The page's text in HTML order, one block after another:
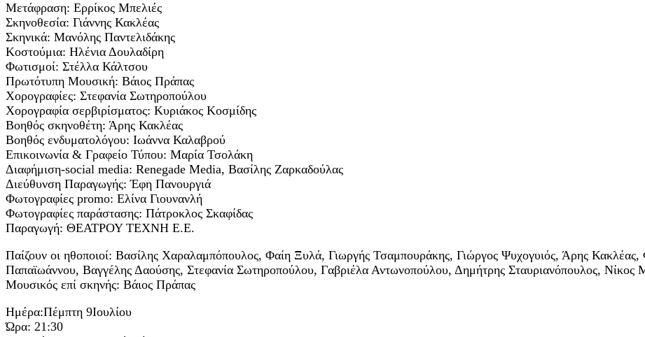
Μετάφραση: Ερρίκος Μπελιές
Σκηνοθεσία: Γιάννης Κακλέας
Σκηνικά: Μανόλης Παντελιδάκης
Κοστούμια: Ηλένια Δουλαδίρη
Φωτισμοί: Στέλλα Κάλτσου
Πρωτότυπη Μουσική: Βάιος Πράπας
Χορογραφίες: Στεφανία Σωτηροπούλου
Χορογραφία σερβιρίσματος: Κυριάκος Κοσμίδης
Βοηθός σκηνοθέτη: Άρης Κακλέας
Βοηθός ενδυματολόγου: Ιωάννα Καλαβρού
Επικοινωνία & Γραφείο Τύπου: Μαρία Τσολάκη
Διαφήμιση-social media: Renegade Media, Βασίλης Ζαρκαδούλας
Διεύθυνση Παραγωγής: Έφη Πανουργιά
Φωτογραφίες promo: Ελίνα Γιουνανλή
Φωτογραφίες παράστασης: Πάτροκλος Σκαφίδας
Παραγωγή: ΘΕΑΤΡΟΥ ΤΕΧΝΗ Ε.Ε.
Παίζουν οι ηθοποιοί: Βασίλης Χαραλαμπόπουλος, Φαίη Ξυλά, Γιωργής Τσαμπουράκης, Γιώργος Ψυχογυιός, Άρης
Παπαϊωάννου, Βαγγέλης Δαούσης, Στεφανία Σωτηροπούλου, Γαβριέλα Αντωνοπούλου, Δημήτρης Σταυριανόπουλος, Νίκος
Μουσικός επί σκηνής: Βάιος Πράπας
Ημέρα:Πέμπτη 9Ιουλίου
Ώρα: 21:30